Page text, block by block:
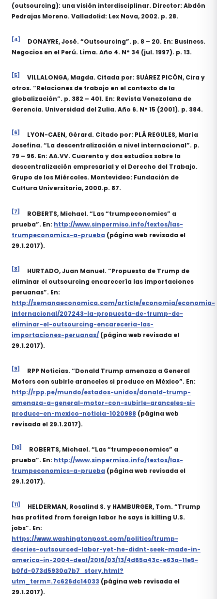
(outsourcing): una visión interdisciplinar. Director: Abdón
Pedrajas Moreno. Valladolid: Lex Nova, 2002. p. 28.
[4]
DONAYRE, José. “Outsourcing”. p. 8 – 20. En: Business.
Negocios en el Perú. Lima. Año 4. N° 34 (jul. 1997). p. 13.
[5]
VILLALONGA, Magda. Citada por: SUÁREZ PICÓN, Cira y
otros. “Relaciones de trabajo en el contexto de la
globalización”. p. 382 – 401. En: Revista Venezolana de
Gerencia. Universidad del Zulia. Año 6. N° 15 (2001). p. 384.
[6]
LYON-CAEN, Gérard. Citado por: PLÁ REGULES, María
Josefina. “La descentralización a nivel internacional”. p.
79 – 96. En: AA.VV. Cuarenta y dos estudios sobre la
descentralización empresarial y el Derecho del Trabajo.
Grupo de los Miércoles. Montevideo: Fundación de
Cultura Universitaria, 2000.p. 87.
[7]
ROBERTS, Michael. “Las “trumpeconomics” a
prueba”. En: http://www.sinpermiso.info/textos/las-
trumpeconomics-a-prueba (página web revisada el
29.1.2017).
[8]
HURTADO, Juan Manuel. “Propuesta de Trump de
eliminar el outsourcing encarecería las importaciones
peruanas”. En:
http://semanaeconomica.com/article/economia/economia-
internacional/207243-la-propuesta-de-trump-de-
eliminar-el-outsourcing-encareceria-las-
importaciones-peruanas/ (página web revisada el
29.1.2017).
[9]
RPP Noticias. “Donald Trump amenaza a General
Motors con subirle aranceles si produce en México”. En:
http://rpp.pe/mundo/estados-unidos/donald-trump-
amenaza-a-general-motor-con-subirle-aranceles-si-
produce-en-mexico-noticia-1020988 (página web
revisada el 29.1.2017).
[10]
ROBERTS, Michael. “Las “trumpeconomics” a
prueba”. En: http://www.sinpermiso.info/textos/las-
trumpeconomics-a-prueba (página web revisada el
29.1.2017).
[11]
HELDERMAN, Rosalind S. y HAMBURGER, Tom. “Trump
has profited from foreign labor he says is killing U.S.
jobs”. En:
https://www.washingtonpost.com/politics/trump-
decries-outsourced-labor-yet-he-didnt-seek-made-in-
america-in-2004-deal/2016/03/13/4d65a43c-e63a-11e5-
b0fd-073d5930a7b7_story.html?
utm_term=.7c626dc14033 (página web revisada el
29.1.2017).